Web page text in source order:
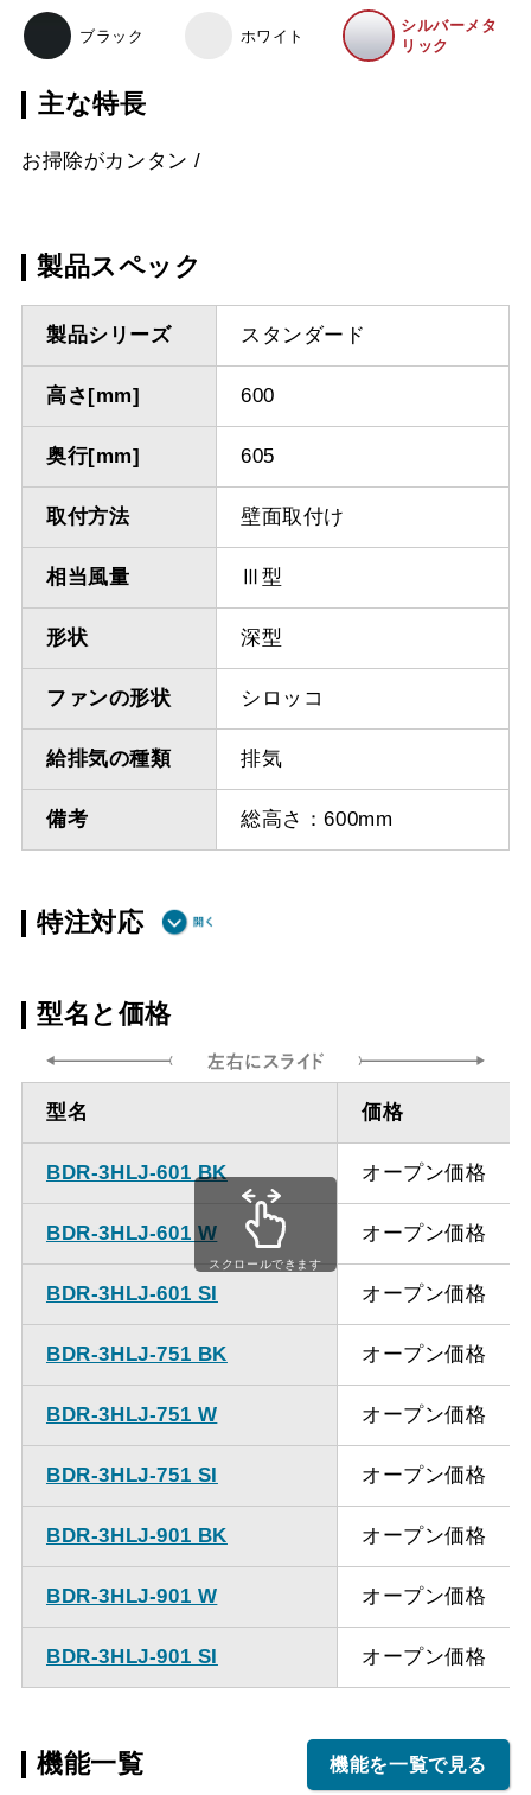
ブラック ホワイト
シルバーメタ
リック
主な特長
お掃除がカンタン
製品スペック
製品シリーズ スタンダード
高さ[mm] 600
奥行[mm] 605
取付方法 壁面取付け
相当風量 Ⅲ型
形状 深型
ファンの形状 シロッコ
給排気の種類 排気
備考 総高さ：600mm
特注対応
方
ダクト方向 上
方
最大寸法 1235ｍｍ
備考
点検口を設けての最小寸
法は弊社にお問い合わせ
ください。
型名と価格
型名 価格
BDR-3HLJ-601 BK オープン価格
BDR-3HLJ-601 W オープン価格
BDR-3HLJ-601 SI オープン価格
BDR-3HLJ-751 BK オープン価格
BDR-3HLJ-751 W オープン価格
BDR-3HLJ-751 SI オープン価格
BDR-3HLJ-901 BK オープン価格
BDR-3HLJ-901 W オープン価格
BDR-3HLJ-901 SI オープン価格
スクロールできます
機能一覧 機能を一覧で見る